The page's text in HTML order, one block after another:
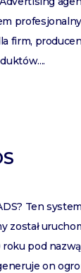
firm,
Ten
został
pod
on